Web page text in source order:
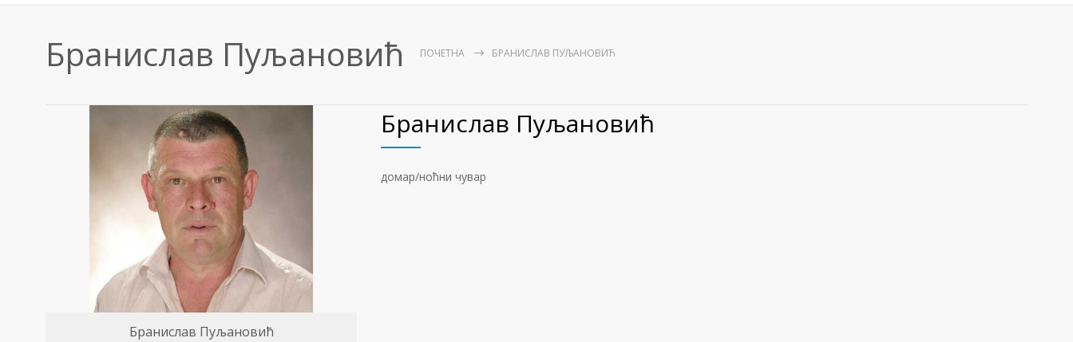
Бранислав Пуљановић ПОЧЕТНА БРАНИСЛАВ ПУЉАНОВИЋ
Бранислав Пуљановић
Бранислав Пуљановић
домар/ноћни чувар